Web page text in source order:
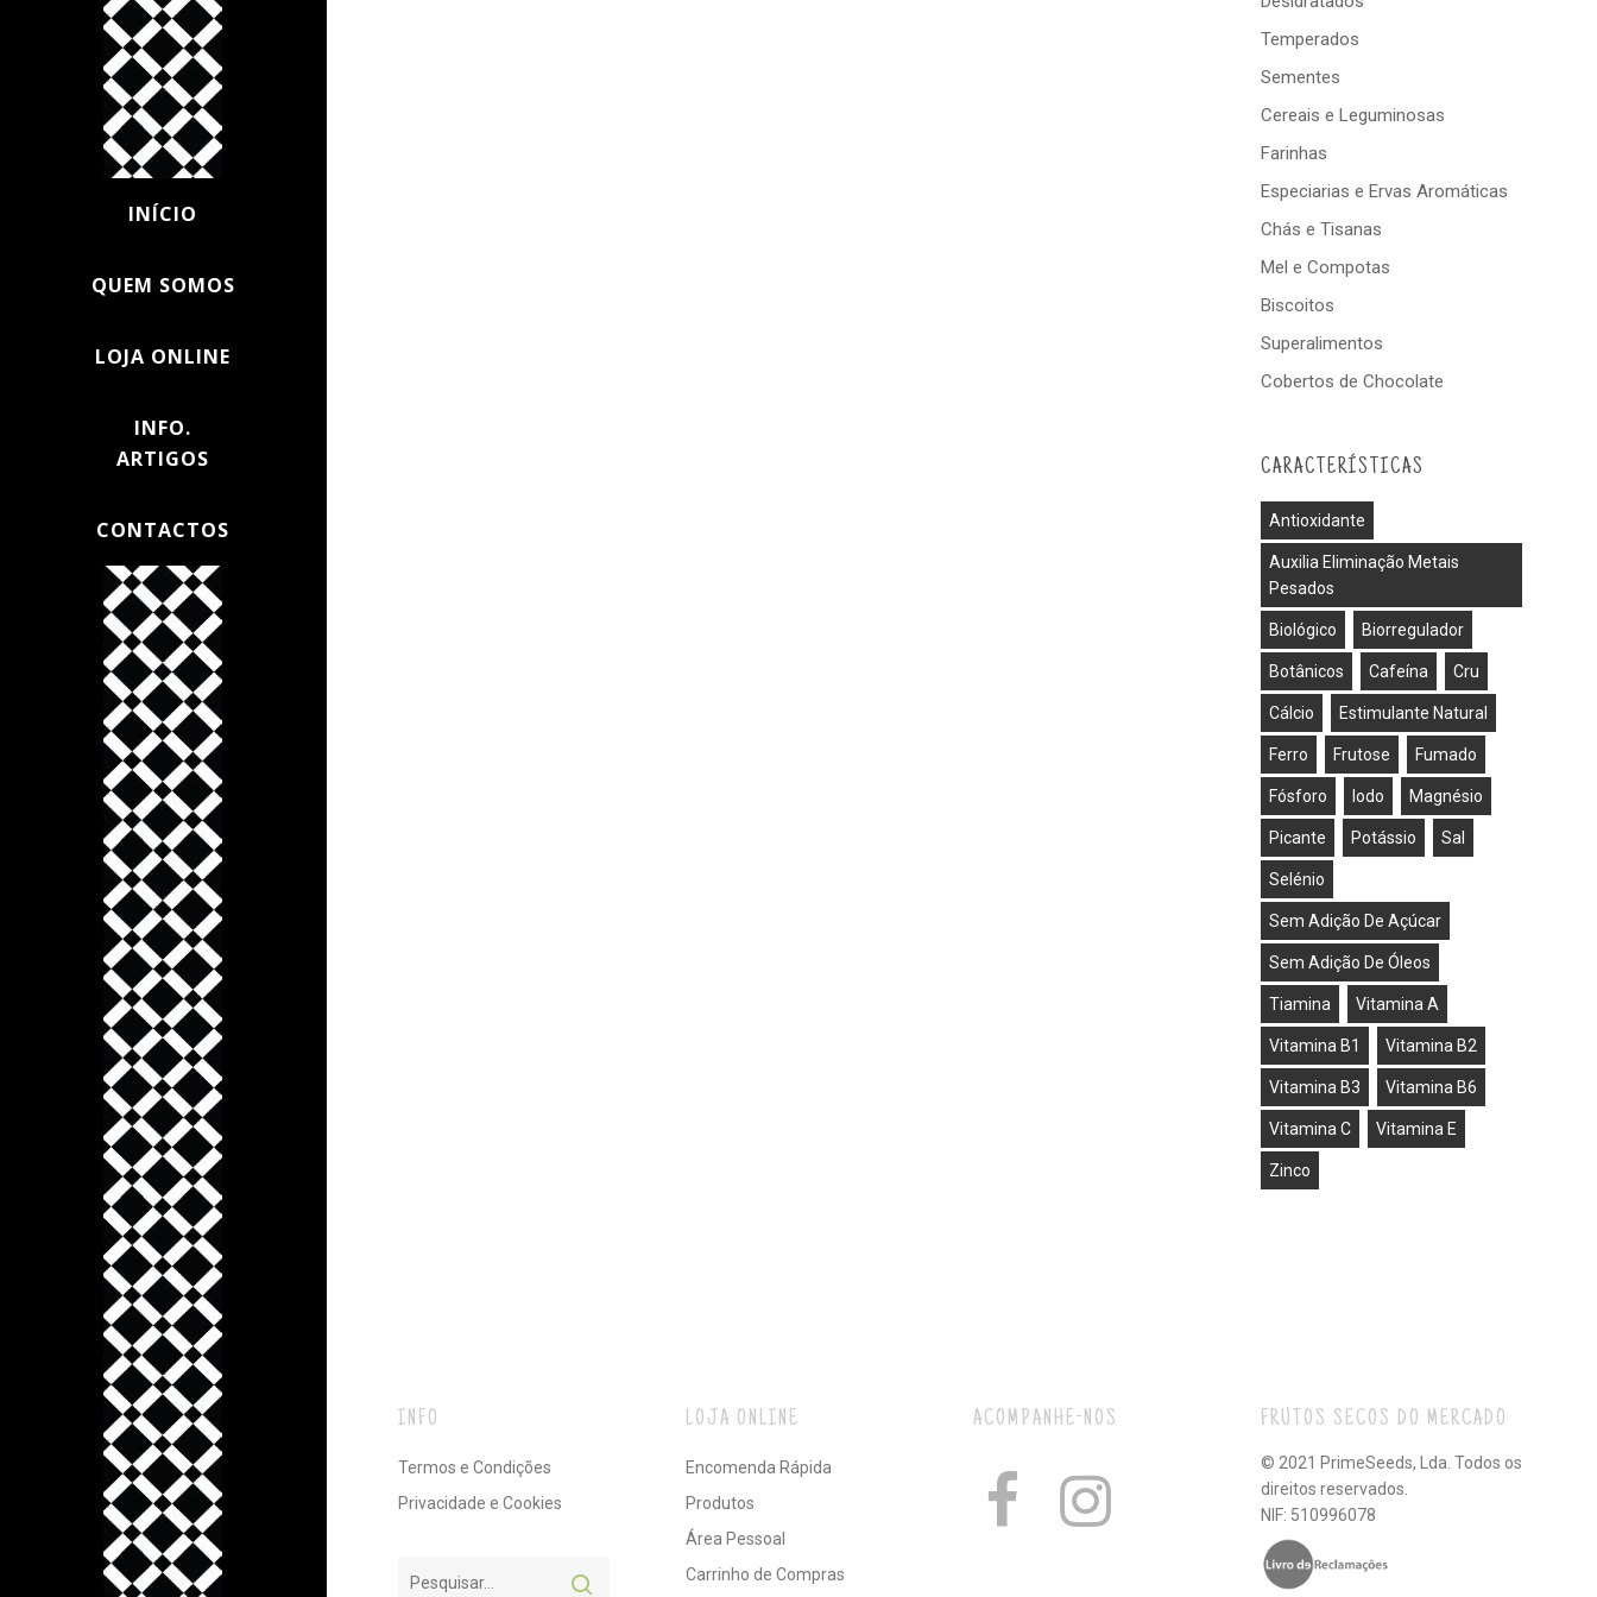
INÍCIO
QUEM SOMOS
LOJA ONLINE
INFO.
ARTIGOS
CONTACTOS
Temperados
Sementes
Cereais e Leguminosas
Farinhas
Especiarias e Ervas Aromáticas
Chás e Tisanas
Mel e Compotas
Biscoitos
Superalimentos
Cobertos de Chocolate
CARACTERÍSTICAS
Antioxidante
Auxilia Eliminação Metais
Pesados
Biológico Biorregulador
Botânicos Cafeína Cru
Cálcio Estimulante Natural
Ferro Frutose Fumado
Fósforo Iodo Magnésio
Picante Potássio Sal
Selénio
Sem Adição De Açúcar
Sem Adição De Óleos
Tiamina Vitamina A
Vitamina B1 Vitamina B2
Vitamina B3 Vitamina B6
Vitamina C Vitamina E
Zinco
INFO
Termos e Condições
Privacidade e Cookies
LOJA ONLINE
Encomenda Rápida
Produtos
Área Pessoal
Carrinho de Compras
ACOMPANHE-NOS FRUTOS SECOS DO MERCADO
© 2021 PrimeSeeds, Lda. Todos os
direitos reservados.
NIF: 510996078